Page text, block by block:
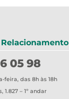
05 98
feira, das 8h às 18h
– 1º andar